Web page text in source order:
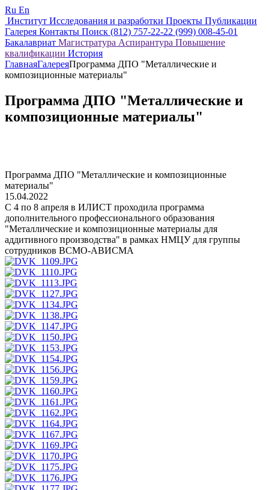
Ru En
Институт Исследования и разработки Проекты Публикации
Галерея Контакты Поиск (812) 757-22-22 (999) 008-45-01
Бакалавриат Магистратура Аспирантура Повышение
квалификации История
ГлавнаяГалереяПрограмма ДПО "Металлические и
композиционные материалы"
Программа ДПО "Металлические и
композиционные материалы"
Программа ДПО "Металлические и композиционные
материалы"
15.04.2022
С 4 по 8 апреля в ИЛИСТ проходила программа
дополнительного профессионального образования
"Металлические и композиционные материалы для
аддитивного производства" в рамках НМЦУ для группы
сотрудников ВСМО-АВИСМА